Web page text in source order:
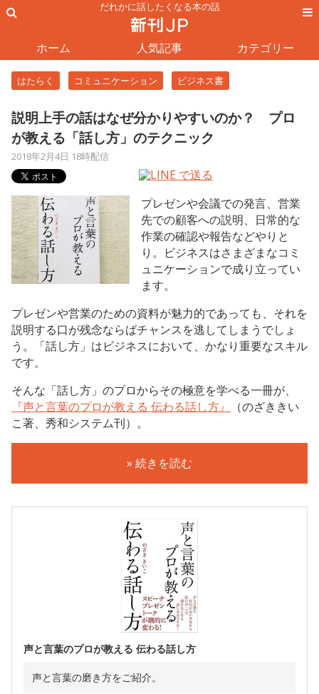
だれかに話したくなる本の話
ホーム 人気記事 カテゴリー
はたらく コミュニケーション ビジネス書
説明上手の話はなぜ分かりやすいのか？ プロ
が教える「話し方」のテクニック
2018年2月4日 18時配信
プレゼンや会議での発言、営業
先での顧客への説明、日常的な
作業の確認や報告などやりと
り。ビジネスはさまざまなコミ
ュニケーションで成り立ってい
ます。
プレゼンや営業のための資料が魅力的であっても、それを
説明する口が残念ならばチャンスを逃してしまうでしょ
う。「話し方」はビジネスにおいて、かなり重要なスキル
です。
そんな「話し方」のプロからその極意を学べる一冊が、
『声と言葉のプロが教える 伝わる話し方』
（のざききい
こ著、秀和システム刊）。
» 続きを読む
声と言葉のプロが教える 伝わる話し方
声と言葉の磨き方をご紹介。